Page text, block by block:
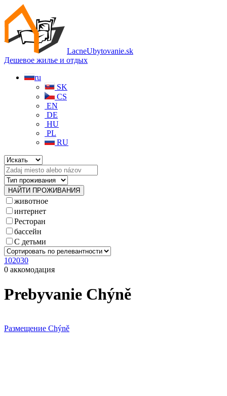
LacneUbytovanie.sk
Дешевое жилье и отдых
ru
SK
CS
EN
DE
HU
PL
RU
животное
интернет
Pесторан
бассейн
С детьми
102030
0 аккомодация
Prebyvanie Chýně
Размещение Chýně